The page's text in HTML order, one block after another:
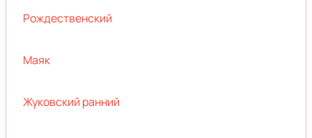
Рождественский
Маяк
Жуковский ранний